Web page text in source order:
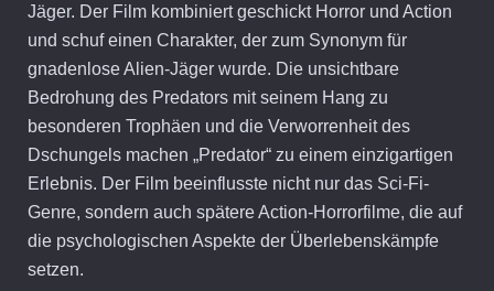
Jäger. Der Film kombiniert geschickt Horror und Action
und schuf einen Charakter, der zum Synonym für
gnadenlose Alien-Jäger wurde. Die unsichtbare
Bedrohung des Predators mit seinem Hang zu
besonderen Trophäen und die Verworrenheit des
Dschungels machen „Predator“ zu einem einzigartigen
Erlebnis. Der Film beeinflusste nicht nur das Sci-Fi-
Genre, sondern auch spätere Action-Horrorfilme, die auf
die psychologischen Aspekte der Überlebenskämpfe
setzen.